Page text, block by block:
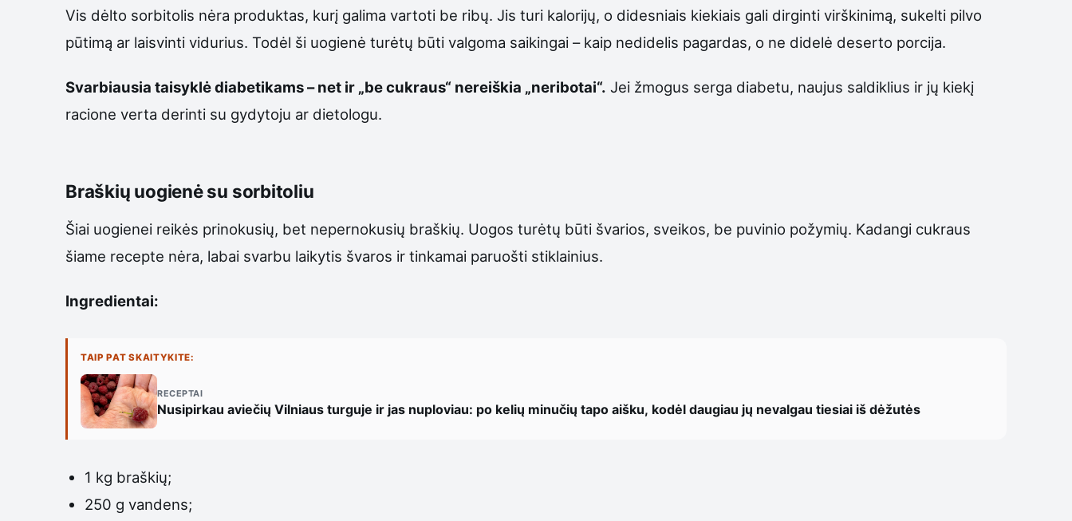
Vis dėlto sorbitolis nėra produktas, kurį galima vartoti be ribų. Jis turi kalorijų, o didesniais kiekiais gali dirginti virškinimą, sukelti pilvo
pūtimą ar laisvinti vidurius. Todėl ši uogienė turėtų būti valgoma saikingai – kaip nedidelis pagardas, o ne didelė deserto porcija.
Svarbiausia taisyklė diabetikams – net ir „be cukraus“ nereiškia „neribotai“. Jei žmogus serga diabetu, naujus saldiklius ir jų kiekį
racione verta derinti su gydytoju ar dietologu.
Braškių uogienė su sorbitoliu
Šiai uogienei reikės prinokusių, bet nepernokusių braškių. Uogos turėtų būti švarios, sveikos, be puvinio požymių. Kadangi cukraus
šiame recepte nėra, labai svarbu laikytis švaros ir tinkamai paruošti stiklainius.
Ingredientai:
TAIP PAT SKAITYKITE:
RECEPTAI
Nusipirkau aviečių Vilniaus turguje ir jas nuploviau: po kelių minučių tapo aišku, kodėl daugiau jų nevalgau tiesiai iš dėžutės
1 kg braškių;
250 g vandens;